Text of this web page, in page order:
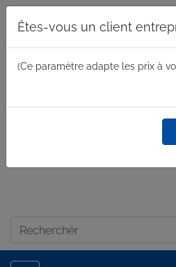
Êtes-vous un client
(Ce paramètre adapte les prix à